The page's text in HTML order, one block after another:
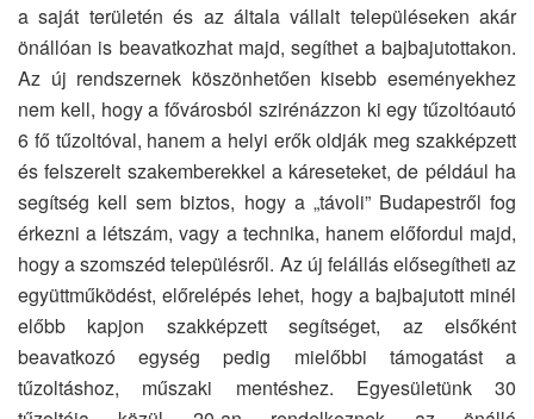
a saját területén és az általa vállalt településeken akár
önállóan is beavatkozhat majd, segíthet a bajbajutottakon.
Az új rendszernek köszönhetően kisebb eseményekhez
nem kell, hogy a fővárosból szirénázzon ki egy tűzoltóautó
6 fő tűzoltóval, hanem a helyi erők oldják meg szakképzett
és felszerelt szakemberekkel a káreseteket, de például ha
segítség kell sem biztos, hogy a „távoli” Budapestről fog
érkezni a létszám, vagy a technika, hanem előfordul majd,
hogy a szomszéd településről. Az új felállás elősegítheti az
együttműködést, előrelépés lehet, hogy a bajbajutott minél
előbb kapjon szakképzett segítséget, az elsőként
beavatkozó egység pedig mielőbbi támogatást a
tűzoltáshoz, műszaki mentéshez. Egyesületünk 30